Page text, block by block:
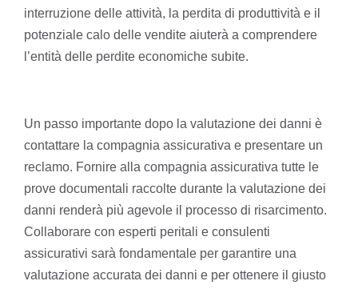
interruzione delle attività, la perdita di produttività e il
potenziale calo delle vendite aiuterà a comprendere
l’entità delle perdite economiche subite.
Un passo importante dopo la valutazione dei danni è
contattare la compagnia assicurativa e presentare un
reclamo. Fornire alla compagnia assicurativa tutte le
prove documentali raccolte durante la valutazione dei
danni renderà più agevole il processo di risarcimento.
Collaborare con esperti peritali e consulenti
assicurativi sarà fondamentale per garantire una
valutazione accurata dei danni e per ottenere il giusto